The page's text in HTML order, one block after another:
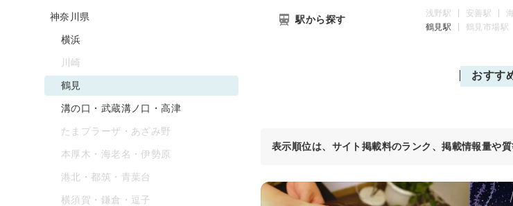
駅から探す
浅野駅 安善駅
鶴見駅
鶴見市場駅
おすす
表示順位は、サイト掲載料のランク、掲載情報量や
神奈川県
横浜
川崎
鶴見
溝の口・武蔵溝ノ口・高津
たまプラーザ・あざみ野
本厚木・海老名・伊勢原
港北・都筑・青葉台
横須賀・鎌倉・逗子